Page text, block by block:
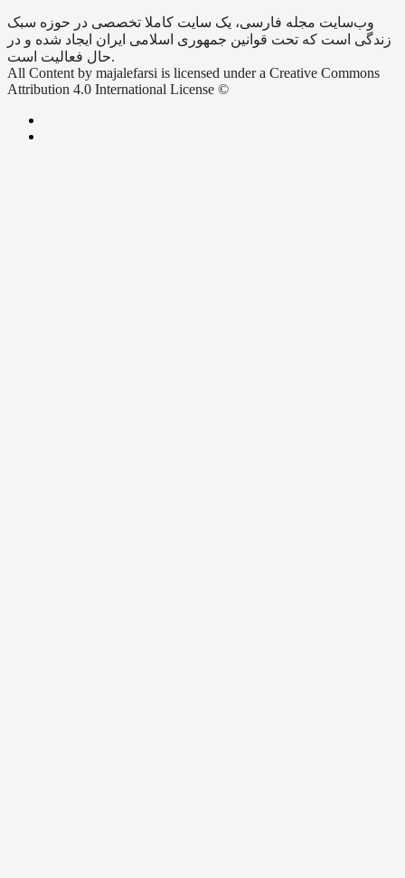
وب‌سایت مجله فارسی، یک سایت کاملا تخصصی در حوزه سبک
زندگی است که تحت قوانین جمهوری اسلامی ایران ایجاد شده و در
حال فعالیت است.
All Content by majalefarsi is licensed under a Creative Commons
Attribution 4.0 International License ©️